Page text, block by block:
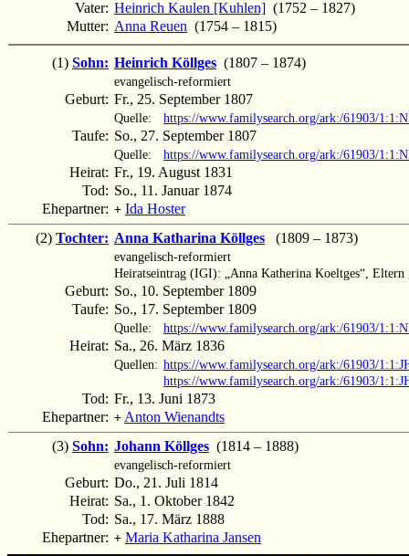
Vater: Heinrich Kaulen [Kuhlen] (1752 – 1827)
Mutter: Anna Reuen (1754 – 1815)
(1) Sohn: Heinrich Köllges (1807 – 1874)
evangelisch-reformiert
Geburt: Fr., 25. September 1807
Quelle: https://www.familysearch.org/ark:/61903/
Taufe: So., 27. September 1807
Quelle: https://www.familysearch.org/ark:/61903/
Heirat: Fr., 19. August 1831
Tod: So., 11. Januar 1874
Ehepartner: + Ida Hoster
(2) Tochter: Anna Katharina Köllges (1809 – 1873)
evangelisch-reformiert
Heiratseintrag (IGI): „Anna Katherina Koeltges“,
Geburt: So., 10. September 1809
Taufe: So., 17. September 1809
Quelle: https://www.familysearch.org/ark:/61903/
Heirat: Sa., 26. März 1836
Quellen: https://www.familysearch.org/ark:/61903/
https://www.familysearch.org/ark:/61903/
Tod: Fr., 13. Juni 1873
Ehepartner: + Anton Wienandts
(3) Sohn: Johann Köllges (1814 – 1888)
evangelisch-reformiert
Geburt: Do., 21. Juli 1814
Heirat: Sa., 1. Oktober 1842
Tod: Sa., 17. März 1888
Ehepartner: + Maria Katharina Jansen